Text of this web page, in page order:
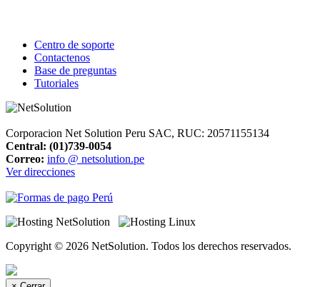
Centro de soporte
Contactenos
Base de preguntas
Tutoriales
Corporacion Net Solution Peru SAC, RUC: 20571155134
Central: (01)739-0054
Correo: info @ netsolution.pe
Ver direcciones
Copyright © 2026 NetSolution. Todos los derechos reservados.